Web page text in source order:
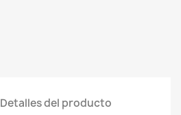
Detalles del producto